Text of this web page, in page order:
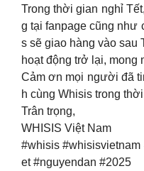
Trong thời gian nghỉ
g tại fanpage cũng như
s sẽ giao hàng vào sau
hoạt động trở lại, mong
Cảm ơn mọi người đã
h cùng Whisis trong
Trân trọng,
WHISIS Việt Nam
#whisis
et #nguyendan #2025